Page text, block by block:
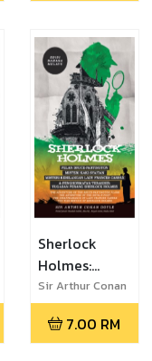
Sekolah
Priory &
Misteri
Kematian
Black Peter
Sherlock
Holmes:
Pelan Bruce-
Partington,
Misteri Kaki
Sir Arthur Conan
Doyle
7.00 RM